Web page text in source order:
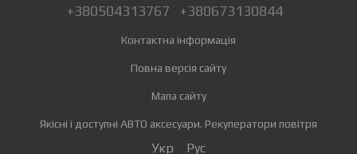
+380504313767 +380673130844
Контактна інформація
Повна версія сайту
Мапа сайту
Якісні і доступні АВТО аксесуари. Рекуператори повітря
Укр Рус